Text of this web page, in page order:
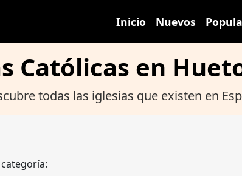
Inicio Nuevos
Católicas en
todas las iglesias que existen en